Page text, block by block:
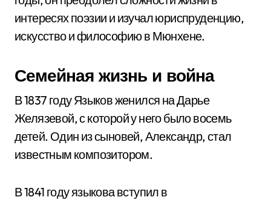
интересях поэзии и изучал юриспруденцию,
искусство и философию в Мюнхене.
Семейная жизнь и война
В 1837 году Языков женился на Дарье
Желязевой, с которой у него было восемь
детей. Один из сыновей, Александр, стал
известным композитором.
В 1841 году языкова вступил в